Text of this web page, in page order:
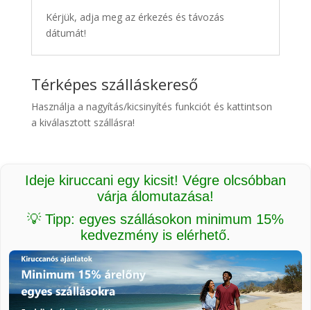
Kérjük, adja meg az érkezés és távozás
dátumát!
Térképes szálláskereső
Használja a nagyítás/kicsinyítés funkciót és kattintson
a kiválasztott szállásra!
Ideje kiruccani egy kicsit! Végre olcsóbban
várja álomutazása!
💡 Tipp: egyes szállásokon minimum 15%
kedvezmény is elérhető.